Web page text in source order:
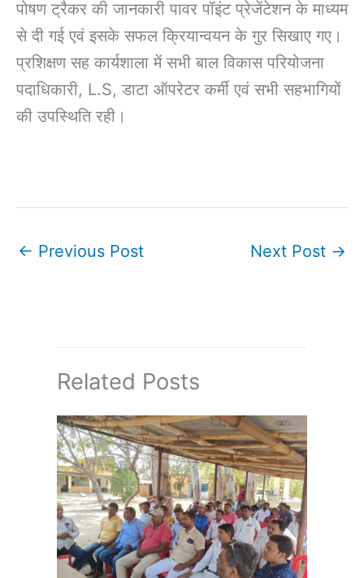
पोषण ट्रैकर की जानकारी पावर पॉइंट प्रेजेंटेशन के माध्यम
से दी गई एवं इसके सफल क्रियान्वयन के गुर सिखाए गए।
प्रशिक्षण सह कार्यशाला में सभी बाल विकास परियोजना
पदाधिकारी, L.S, डाटा ऑपरेटर कर्मी एवं सभी सहभागियों
की उपस्थिति रही।
← Previous Post Next Post →
Related Posts